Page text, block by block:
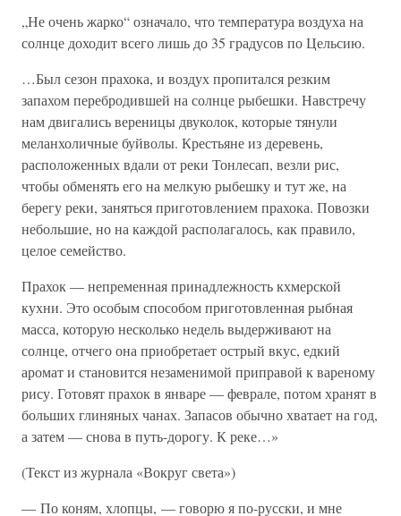
„Не очень жарко“ означало, что температура воздуха на
солнце доходит всего лишь до 35 градусов по Цельсию.
…Был сезон прахока, и воздух пропитался резким
запахом перебродившей на солнце рыбешки. Навстречу
нам двигались вереницы двуколок, которые тянули
меланхоличные буйволы. Крестьяне из деревень,
расположенных вдали от реки Тонлесап, везли рис,
чтобы обменять его на мелкую рыбешку и тут же, на
берегу реки, заняться приготовлением прахока. Повозки
небольшие, но на каждой располагалось, как правило,
целое семейство.
Прахок — непременная принадлежность кхмерской
кухни. Это особым способом приготовленная рыбная
масса, которую несколько недель выдерживают на
солнце, отчего она приобретает острый вкус, едкий
аромат и становится незаменимой приправой к вареному
рису. Готовят прахок в январе — феврале, потом хранят в
больших глиняных чанах. Запасов обычно хватает на год,
а затем — снова в путь-дорогу. К реке…»
(Текст из журнала «Вокруг света»)
— По коням, хлопцы, — говорю я по-русски, и мне